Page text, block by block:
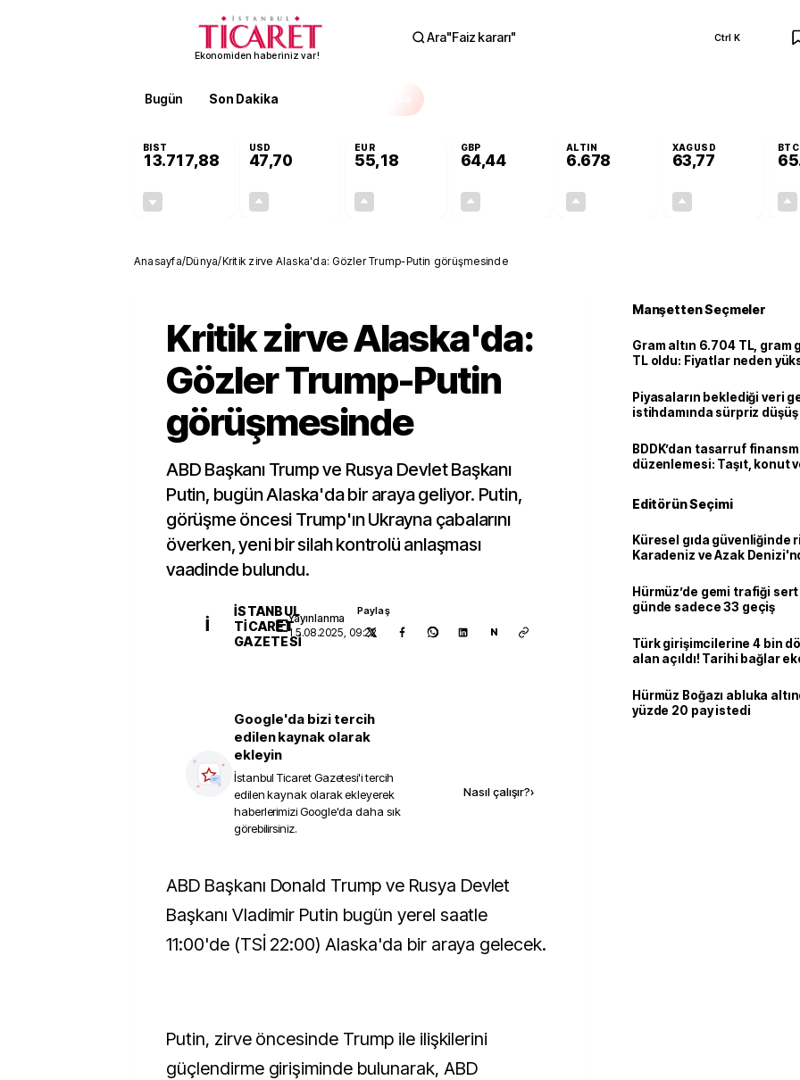
Ekonomiden haberiniz var!
Ara"Faiz kararı" Ctrl K
Bugün Son Dakika
BIST
13.717,88
USD
47,70
EUR
55,18
GBP
64,44
ALTIN
6.678
XAGUSD
63,77
BTC
Anasayfa/Dünya/Kritik zirve Alaska'da: Gözler Trump-Putin görüşmesinde
Kritik zirve Alaska'da:
Gözler Trump-Putin
görüşmesinde
ABD Başkanı Trump ve Rusya Devlet Başkanı
Putin, bugün Alaska'da bir araya geliyor. Putin,
görüşme öncesi Trump'ın Ukrayna çabalarını
överken, yeni bir silah kontrolü anlaşması
vaadinde bulundu.
İ
İSTANBUL
TICARET
GAZETESI
Yayınlanma
15.08.2025, 09:22
Paylaş
N
Google'da bizi tercih
edilen kaynak olarak
ekleyin
İstanbul Ticaret Gazetesi'i tercih
edilen kaynak olarak ekleyerek
haberlerimizi Google'da daha sık
görebilirsiniz.
Nasıl çalışır?›
ABD Başkanı Donald Trump ve Rusya Devlet
Başkanı Vladimir Putin bugün yerel saatle
11:00'de (TSİ 22:00) Alaska'da bir araya gelecek.
Putin, zirve öncesinde Trump ile ilişkilerini
güçlendirme girişiminde bulunarak, ABD
Manşetten Seçmeler
Gram altın 6.704 TL, gram
TL oldu: Fiyatlar neden
Piyasaların beklediği veri
istihdamında sürpriz düşüş
BDDK’dan tasarruf
düzenlemesi: Taşıt, konut
Editörün Seçimi
Küresel gıda güvenliğinde
Karadeniz ve Azak
Hürmüz’de gemi trafiği
günde sadece 33 geçiş
Türk girişimcilerine 4 bin
alan açıldı! Tarihi bağlar
Hürmüz Boğazı abluka
yüzde 20 pay istedi